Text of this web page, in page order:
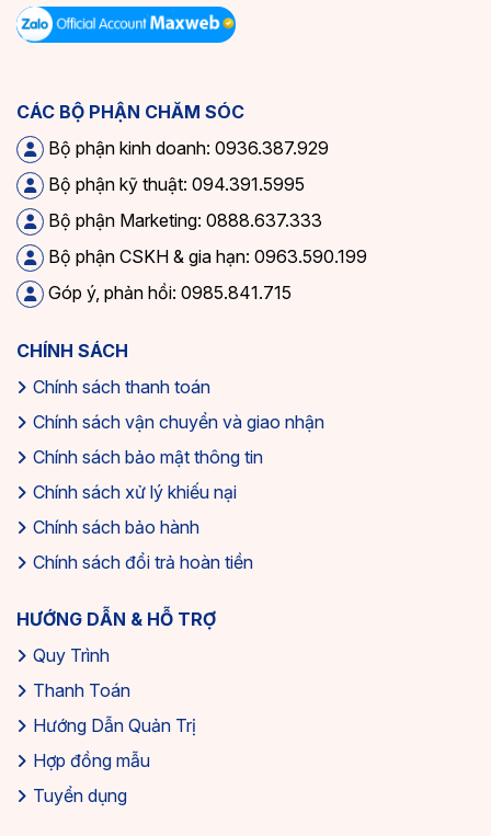
CÁC BỘ PHẬN CHĂM SÓC
Bộ phận kinh doanh: 0936.387.929
Bộ phận kỹ thuật: 094.391.5995
Bộ phận Marketing: 0888.637.333
Bộ phận CSKH & gia hạn: 0963.590.199
Góp ý, phản hồi: 0985.841.715
CHÍNH SÁCH
Chính sách thanh toán
Chính sách vận chuyển và giao nhận
Chính sách bảo mật thông tin
Chính sách xử lý khiếu nại
Chính sách bảo hành
Chính sách đổi trả hoàn tiền
HƯỚNG DẪN & HỖ TRỢ
Quy Trình
Thanh Toán
Hướng Dẫn Quản Trị
Hợp đồng mẫu
Tuyển dụng